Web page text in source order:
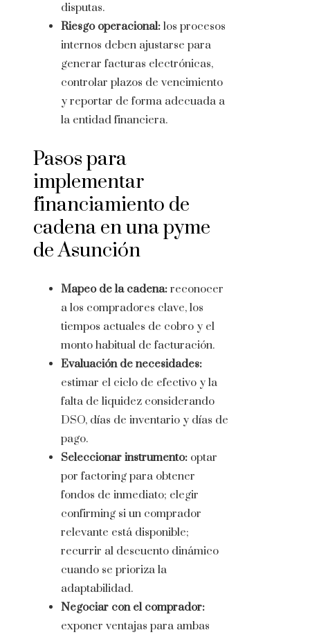
disputas.
Riesgo operacional: los procesos
internos deben ajustarse para
generar facturas electrónicas,
controlar plazos de vencimiento
y reportar de forma adecuada a
la entidad financiera.
Pasos para
implementar
financiamiento de
cadena en una pyme
de Asunción
Mapeo de la cadena: reconocer
a los compradores clave, los
tiempos actuales de cobro y el
monto habitual de facturación.
Evaluación de necesidades:
estimar el ciclo de efectivo y la
falta de liquidez considerando
DSO, días de inventario y días de
pago.
Seleccionar instrumento: optar
por factoring para obtener
fondos de inmediato; elegir
confirming si un comprador
relevante está disponible;
recurrir al descuento dinámico
cuando se prioriza la
adaptabilidad.
Negociar con el comprador:
exponer ventajas para ambas